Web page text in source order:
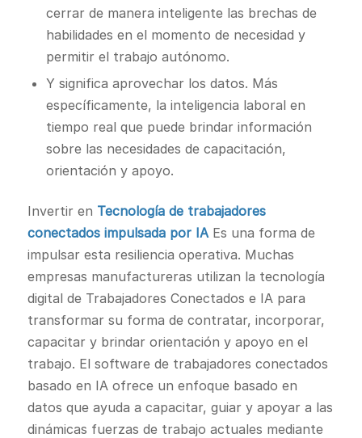
cerrar de manera inteligente las brechas de
habilidades en el momento de necesidad y
permitir el trabajo autónomo.
Y significa aprovechar los datos. Más
específicamente, la inteligencia laboral en
tiempo real que puede brindar información
sobre las necesidades de capacitación,
orientación y apoyo.
Invertir en Tecnología de trabajadores
conectados impulsada por IAEs una forma de
impulsar esta resiliencia operativa. Muchas
empresas manufactureras utilizan la tecnología
digital de Trabajadores Conectados e IA para
transformar su forma de contratar, incorporar,
capacitar y brindar orientación y apoyo en el
trabajo. El software de trabajadores conectados
basado en IA ofrece un enfoque basado en
datos que ayuda a capacitar, guiar y apoyar a las
dinámicas fuerzas de trabajo actuales mediante